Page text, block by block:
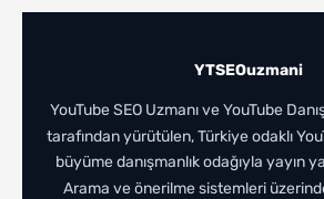
YTSEOuzmani
YouTube SEO Uzmanı ve YouTube
tarafından yürütülen, Türkiye odaklı
büyüme danışmanlık odağıyla yayın
Arama ve önerilme sistemleri